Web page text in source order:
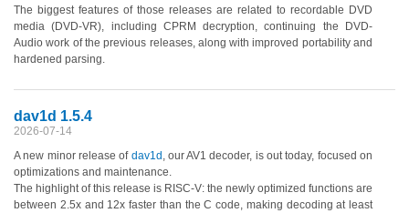
The biggest features of those releases are related to recordable DVD
media(DVD-VR), including CPRM decryption, continuing the DVD-
Audio work of the previous releases, along with improved portability and
hardened parsing.
dav1d 1.5.4
2026-07-14
A new minor release of dav1d , our AV1 decoder, is out today, focused on
optimizations and maintenance.
The highlight of this release is RISC-V: the newly optimized functions are
between 2.5x and 12x faster than the C code, making decoding at least